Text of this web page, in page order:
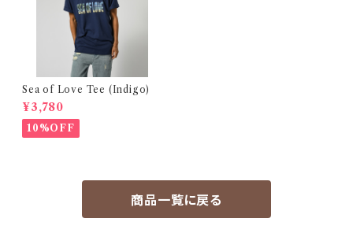
Sea of Love Tee (Indigo)
¥3,780
10%OFF
商品一覧に戻る